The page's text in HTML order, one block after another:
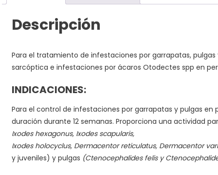
Descripción
Para el tratamiento de infestaciones por garrapatas,
sarcóptica e infestaciones por ácaros Otodectes spp en
INDICACIONES:
Para el control de infestaciones por garrapatas y pulgas
duración durante 12 semanas. Proporciona una actividad
Ixodes hexagonus, Ixodes scapularis,
Ixodes holocyclus, Dermacentor reticulatus, Dermacentor
y juveniles) y pulgas (Ctenocephalides felisy